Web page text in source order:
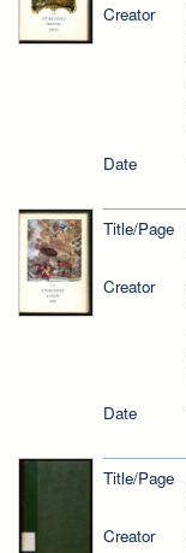
Creator
Date
Title/Page
Creator
Date
Title/Page
Creator